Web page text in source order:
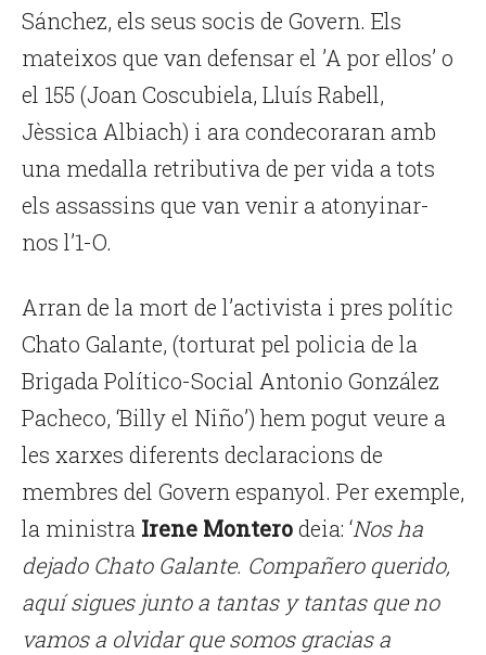
Sánchez, els seus socis de Govern. Els
mateixos que van defensar el ’A por ellos’ o
el 155 (Joan Coscubiela, Lluís Rabell,
Jèssica Albiach) i ara condecoraran amb
una medalla retributiva de per vida a tots
els assassins que van venir a atonyinar-
nos l’1-O.
Arran de la mort de l’activista i pres polític
Chato Galante, (torturat pel policia de la
Brigada Político-Social Antonio González
Pacheco, ‘Billy el Niño’) hem pogut veure a
les xarxes diferents declaracions de
membres del Govern espanyol. Per exemple,
la ministra Irene Monterodeia: ‘Nos ha
dejado Chato Galante. Compañero querido,
aquí sigues junto a tantas y tantas que no
vamos a olvidar que somos gracias a